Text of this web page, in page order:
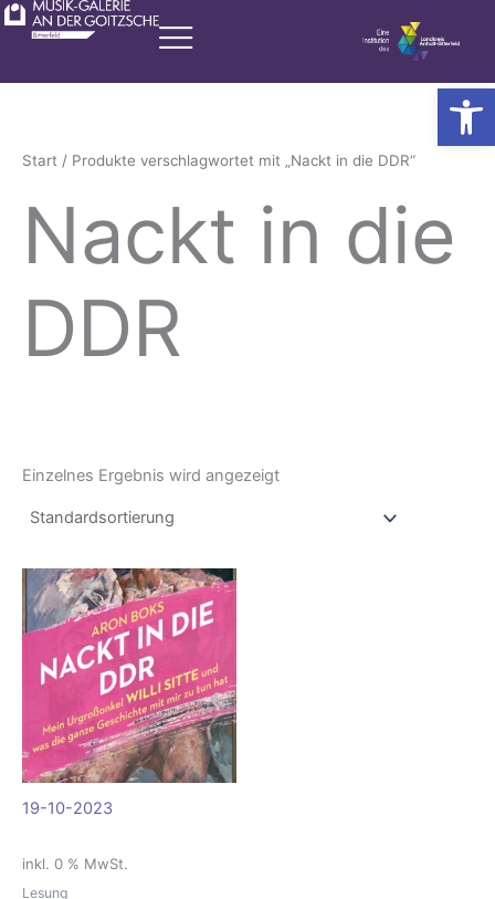
Zum
Inhalt
Start / Produkte verschlagwortet mit „Nackt in die DDR“
Nackt in die
DDR
Einzelnes Ergebnis wird angezeigt
19-10-2023
inkl. 0 % MwSt.
Lesung